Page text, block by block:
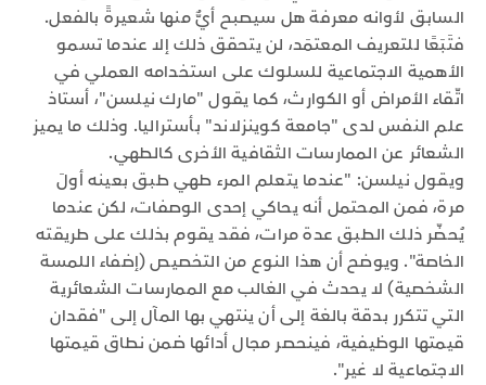
السابق لأوانه معرفة هل سيصبح أيٌّ منها شعيرةً بالفعل.
فتَبَعًا للتعريف المعتمَد، لن يتحقق ذلك إلا عندما تسمو
الأهمية الاجتماعية للسلوك على استخدامه العملي في
اتّقاء الأمراض أو الكوارث، كما يقول "مارك نيلسن"، أستاذ
علم النفس لدى "جامعة كوينزلاند" بأستراليا. وذلك ما يميز
الشعائر عن الممارسات الثقافية الأخرى كالطهي.
ويقول نيلسن: "عندما يتعلم المرء طهي طبق بعينه أولَ
مرة، فمن المحتمل أنه يحاكي إحدى الوصفات، لكن عندما
يُحضّر ذلك الطبق عدة مرات، فقد يقوم بذلك على طريقته
الخاصة". ويوضح أن هذا النوع من التخصيص (إضفاء اللمسة
الشخصية) لا يحدث في الغالب مع الممارسات الشعائرية
التي تتكرر بدقة بالغة إلى أن ينتهي بها المآل إلى "فقدان
قيمتها الوظيفية، فينحصر مجال أدائها ضمن نطاق قيمتها
الاجتماعية لا غير".